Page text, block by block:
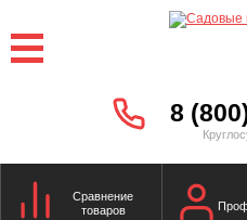
8
Сравнение
товаров